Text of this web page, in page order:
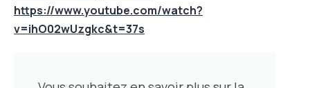
https://www.youtube.com/watch?
v=ihO02wUzgkc&t=37s